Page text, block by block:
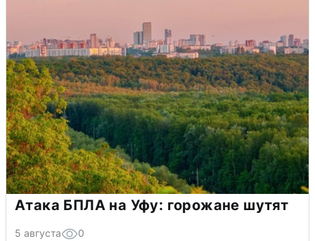
Атака БПЛА на Уфу: горожане шутят
5 августа 0